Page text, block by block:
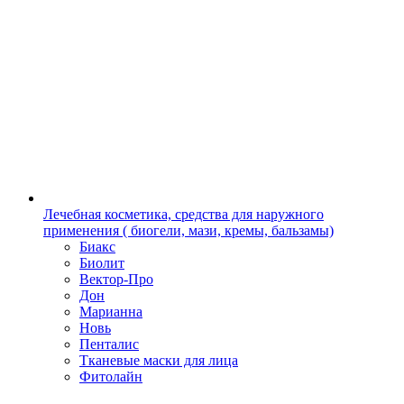
Лечебная косметика, средства для наружного
применения ( биогели, мази, кремы, бальзамы)
Биакс
Биолит
Вектор-Про
Дон
Марианна
Новь
Пенталис
Тканевые маски для лица
Фитолайн